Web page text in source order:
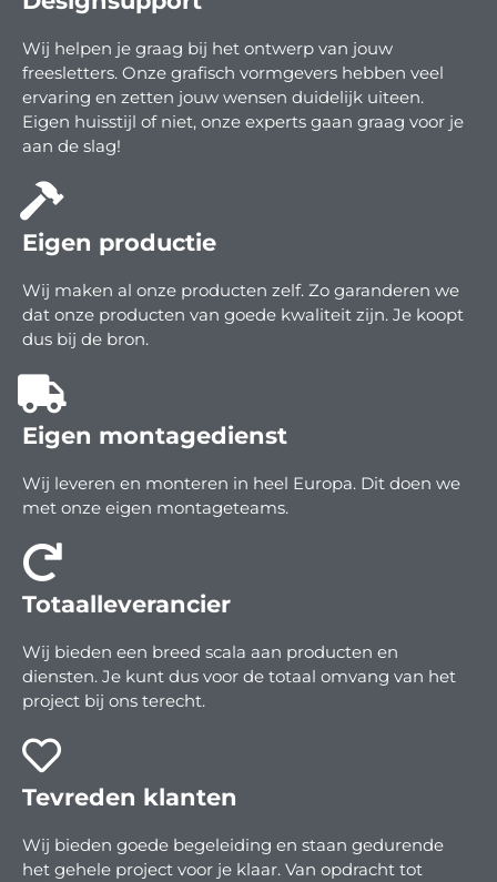
Wij helpen je graag bij het ontwerp van jouw
freesletters. Onze grafisch vormgevers hebben veel
ervaring en zetten jouw wensen duidelijk uiteen.
Eigen huisstijl of niet, onze experts gaan graag voor je
aan de slag!
Eigen productie
Wij maken al onze producten zelf. Zo garanderen we
dat onze producten van goede kwaliteit zijn. Je koopt
dus bij de bron.
Eigen montagedienst
Wij leveren en monteren in heel Europa. Dit doen we
met onze eigen montageteams.
Totaalleverancier
Wij bieden een breed scala aan producten en
diensten. Je kunt dus voor de totaal omvang van het
project bij ons terecht.
Tevreden klanten
Wij bieden goede begeleiding en staan gedurende
het gehele project voor je klaar. Van opdracht tot